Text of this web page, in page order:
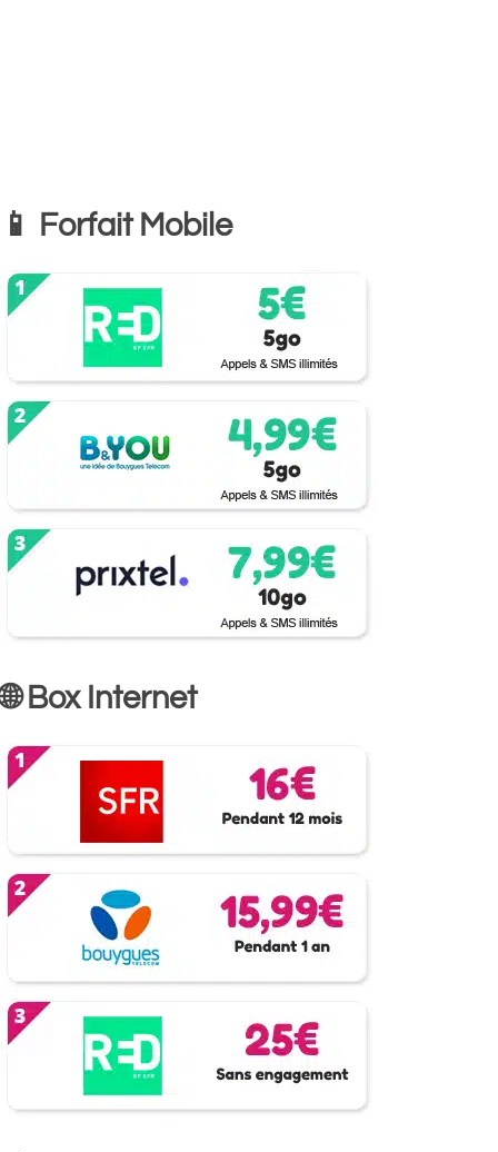
📱 Forfait Mobile
🌐 Box Internet